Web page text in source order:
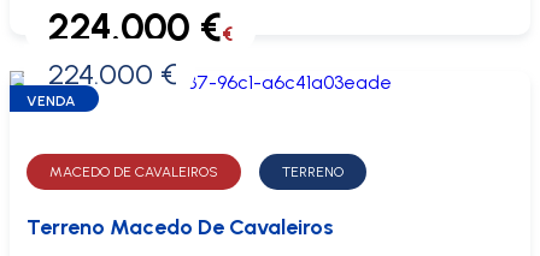
0 €
224.000 €€
224.000 €
VENDA
MACEDO DE CAVALEIROS TERRENO
Terreno Macedo De Cavaleiros